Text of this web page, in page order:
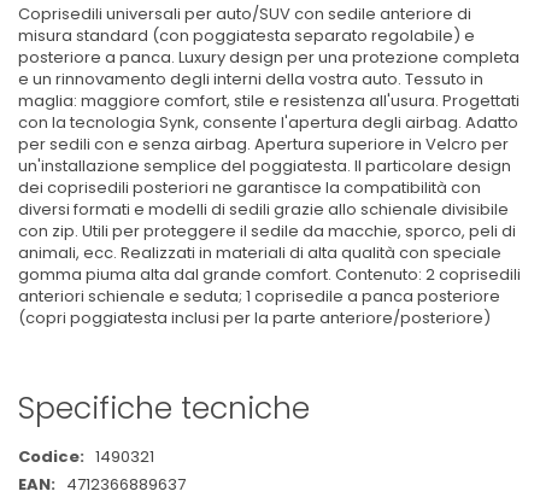
Coprisedili universali per auto/SUV con sedile anteriore di
misura standard (con poggiatesta separato regolabile) e
posteriore a panca. Luxury design per una protezione completa
e un rinnovamento degli interni della vostra auto. Tessuto in
maglia: maggiore comfort, stile e resistenza all'usura. Progettati
con la tecnologia Synk, consente l'apertura degli airbag. Adatto
per sedili con e senza airbag. Apertura superiore in Velcro per
un'installazione semplice del poggiatesta. Il particolare design
dei coprisedili posteriori ne garantisce la compatibilità con
diversi formati e modelli di sedili grazie allo schienale divisibile
con zip. Utili per proteggere il sedile da macchie, sporco, peli di
animali, ecc. Realizzati in materiali di alta qualità con speciale
gomma piuma alta dal grande comfort. Contenuto: 2 coprisedili
anteriori schienale e seduta; 1 coprisedile a panca posteriore
(copri poggiatesta inclusi per la parte anteriore/posteriore)
Specifiche tecniche
Maggiori
Informazioni
1490321
4712366889637